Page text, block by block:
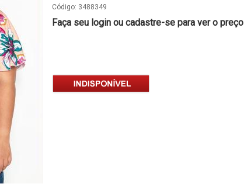
Código: 3488349
Faça seu login ou cadastre-se para ver o preço